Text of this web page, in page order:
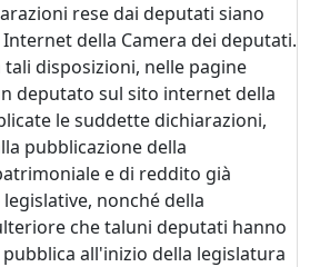
rese dai deputati siano
della Camera dei deputati.
disposizioni, nelle pagine
deputato sul sito internet della
le suddette dichiarazioni,
pubblicazione della
e di reddito già
nonché della
che taluni deputati hanno
all'inizio della legislatura